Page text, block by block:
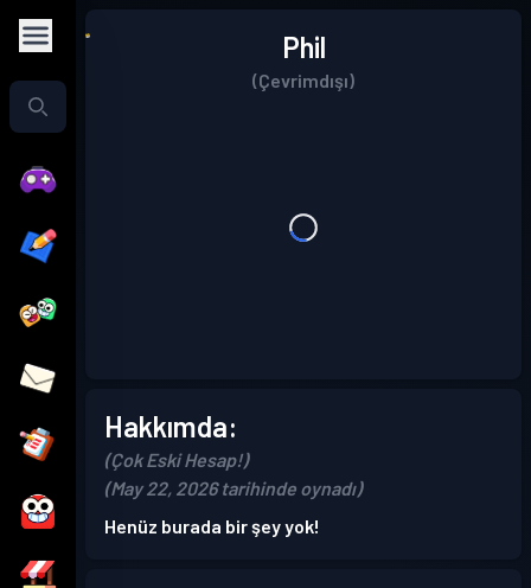
Phil
(Çevrimdışı)
Hakkımda:
(Çok Eski Hesap!)
(May 22, 2026 tarihinde oynadı)
Henüz burada bir şey yok!